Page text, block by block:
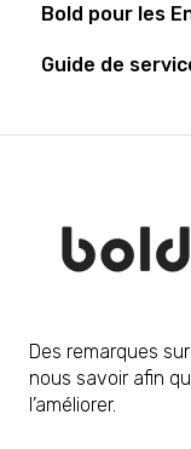
Général
Installation
Bold pour les
Guide de
Des remarques
nous savoir afin
l’améliorer.